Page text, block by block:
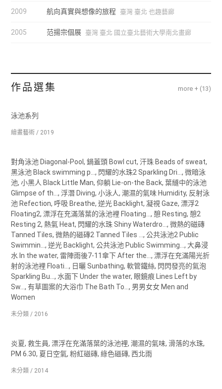
2009 航向真實與想像的旅程 臺灣 臺北 也趣藝廊
2005 范揚宗個展 臺灣 臺北 國立臺北藝術大學南北畫廊
作品選集 more + (13)
泳池系列
繪畫藝術 / 2019
對角泳池 Diagonal-Pool, 鍋蓋頭 Bowl cut, 汗珠 Beads of sweat,
黑泳池 Black swimming p..., 閃耀的水珠2 Sparkling Dri..., 微暗泳
池, 小黑人 Black Little Man, 仰躺 Lie-on-the Back, 葉縫中的泳池
Glimpse of th..., 浮潛 Diving, 小泳人, 潮濕的氣味 Humidity, 反射泳
池 Refection, 呼吸 Breathe, 逆光 Backlight, 凝視 Gaze, 漂浮2
Floating2, 漂浮在充滿落葉的泳池裡 Floating..., 憩 Resting, 憩2
Resting 2, 熱氣 Heat, 閃耀的水珠 Shiny Waterdro..., 微熱的磁磚
Tanned Tiles, 微熱的磁磚2 Tanned Tiles ..., 公共泳池2 Public
Swimmin..., 逆光 Backlight, 公共泳池 Public Swimming..., 大鼻浸
水 In the water, 雷陣雨後7-11傘下 After the..., 漂浮在充滿陽光折
射的泳池裡 Floati..., 日曬 Sunbathing, 軟管鐵絲, 閃閃發亮的氣泡
Sparkling Bu..., 水面下 Under the water, 眼鏡痕 Lines Left by
Sw..., 有草圖案的大浴巾 The Bath To..., 男男女女 Men and
Women
未分類 / 2016
炎夏, 救生員, 漂浮在充滿落葉的泳池裡, 潮濕的氣味, 滑落的水珠,
PM 6.30, 夏日空氣, 粉紅磁磚, 綠色磁磚, 西北雨
未分類 / 2014